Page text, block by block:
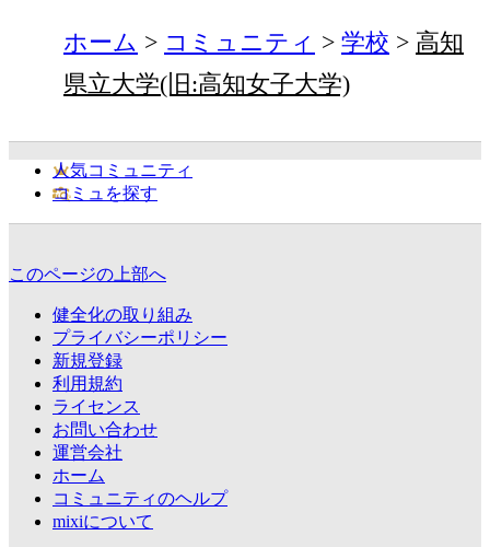
ホーム コミュニティ 学校
高知
県立大学(旧:高知女子大学)
人気コミュニティ
コミュを探す
このページの上部へ
健全化の取り組み
プライバシーポリシー
新規登録
利用規約
ライセンス
お問い合わせ
運営会社
ホーム
コミュニティのヘルプ
mixiについて